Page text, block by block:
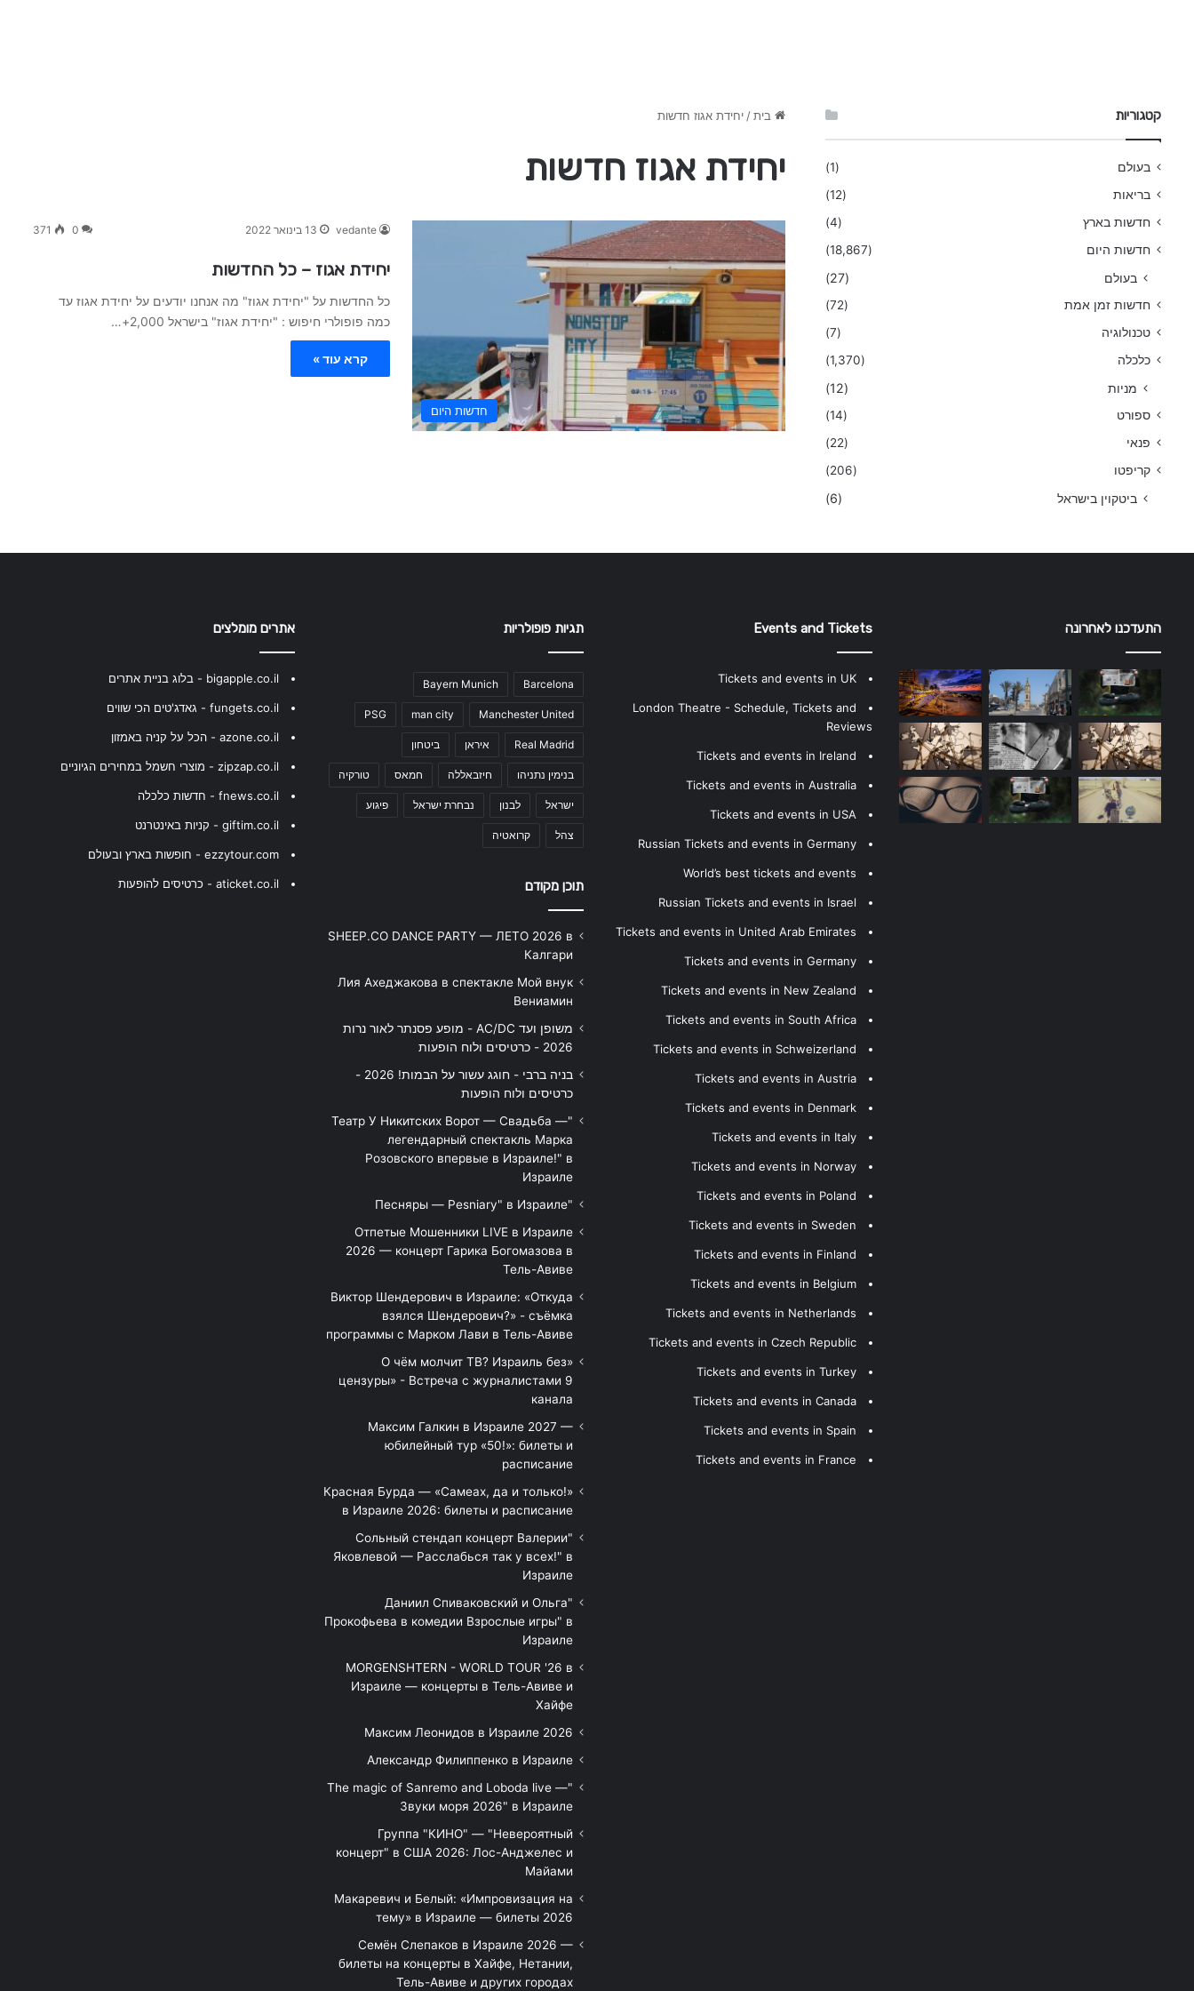
בית / יחידת אגוז חדשות
יחידת אגוז חדשות
חדשות היום
vedante 13 בינואר 2022 0
371
יחידת אגוז – כל החדשות
כל החדשות על "יחידת אגוז" מה אנחנו יודעים על יחידת אגוז עד
כמה פופולרי חיפוש : "יחידת אגוז" בישראל 2,000+…
קרא עוד »
קטגוריות
בעולם
(1)
בריאות
(12)
חדשות בארץ
(4)
חדשות היום
(18,867)
בעולם (27)
חדשות זמן אמת
(72)
טכנולוגיה
(7)
כלכלה
(1,370)
מניות (12)
ספורט
(14)
פנאי
(22)
קריפטו
(206)
ביטקוין בישראל (6)
התעדכנו לאחרונה Events and Tickets
Tickets and events in UK
London Theatre - Schedule, Tickets and
Reviews
Tickets and events in Ireland
Tickets and events in Australia
Tickets and events in USA
Russian Tickets and events in Germany
World’s best tickets and events
Russian Tickets and events in Israel
Tickets and events in United Arab Emirates
Tickets and events in Germany
Tickets and events in New Zealand
Tickets and events in South Africa
Tickets and events in Schweizerland
Tickets and events in Austria
Tickets and events in Denmark
Tickets and events in Italy
Tickets and events in Norway
Tickets and events in Poland
Tickets and events in Sweden
Tickets and events in Finland
Tickets and events in Belgium
Tickets and events in Netherlands
Tickets and events in Czech Republic
Tickets and events in Turkey
Tickets and events in Canada
Tickets and events in Spain
Tickets and events in France
תגיות פופולריות
Barcelona
Bayern Munich
Manchester United
man city
PSG
Real Madrid איראן ביטחון
בנימין נתניהו חיזבאללה חמאס טורקיה
ישראל לבנון נבחרת ישראל פיגוע
צהל קרואטיה
תוכן מקודם
SHEEP.CO DANCE PARTY — ЛЕТО 2026 в
Калгари
Лия Ахеджакова в спектакле Мой внук
Вениамин
משופן ועד AC/DC - מופע פסנתר לאור נרות
2026 - כרטיסים ולוח הופעות
בניה ברבי - חוגג עשור על הבמות! 2026 -
כרטיסים ולוח הופעות
"Театр У Никитских Ворот — Свадьба —
легендарный спектакль Марка
Розовского впервые в Израиле!" в
Израиле
"Песняры — Pesniary" в Израиле
Отпетые Мошенники LIVE в Израиле
2026 — концерт Гарика Богомазова в
Тель-Авиве
Виктор Шендерович в Израиле: «Откуда
взялся Шендерович?» - съёмка
программы с Марком Лави в Тель-Авиве
«О чём молчит ТВ? Израиль без
цензуры» - Встреча с журналистами 9
канала
Максим Галкин в Израиле 2027 —
юбилейный тур «50!»: билеты и
расписание
Красная Бурда — «Самеах, да и только!»
в Израиле 2026: билеты и расписание
"Сольный стендап концерт Валерии
Яковлевой — Расслабься так у всех!" в
Израиле
"Даниил Спиваковский и Ольга
Прокофьева в комедии Взрослые игры" в
Израиле
MORGENSHTERN - WORLD TOUR '26 в
Израиле — концерты в Тель-Авиве и
Хайфе
Максим Леонидов в Израиле 2026
Александр Филиппенко в Израиле
"The magic of Sanremo and Loboda live —
Звуки моря 2026" в Израиле
Группа "КИНО" — "Невероятный
концерт" в США 2026: Лос-Анджелес и
Майами
Макаревич и Белый: «Импровизация на
тему» в Израиле — билеты 2026
Семён Слепаков в Израиле 2026 —
билеты на концерты в Хайфе, Нетании,
Тель-Авиве и других городах
אתרים מומלצים
bigapple.co.il - בלוג בניית אתרים
fungets.co.il - גאדג'טים הכי שווים
azone.co.il - הכל על קניה באמזון
zipzap.co.il - מוצרי חשמל במחירים הגיוניים
fnews.co.il - חדשות כלכלה
giftim.co.il - קניות באינטרנט
ezzytour.com - חופשות בארץ ובעולם
aticket.co.il - כרטיסים להופעות